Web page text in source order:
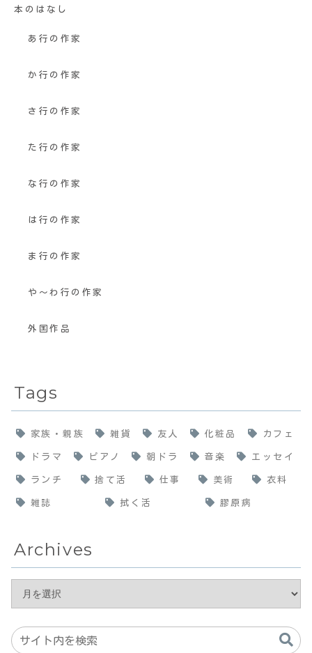
本のはなし
あ行の作家
か行の作家
さ行の作家
た行の作家
な行の作家
は行の作家
ま行の作家
や〜わ行の作家
外国作品
Tags
家族・親族 雑貨 友人 化粧品 カフェ
ドラマ ピアノ 朝ドラ 音楽 エッセイ
ランチ 捨て活 仕事 美術 衣料
雑誌 拭く活 膠原病
Archives